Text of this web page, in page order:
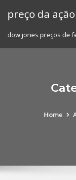
preço da
dow jones preços de
Home